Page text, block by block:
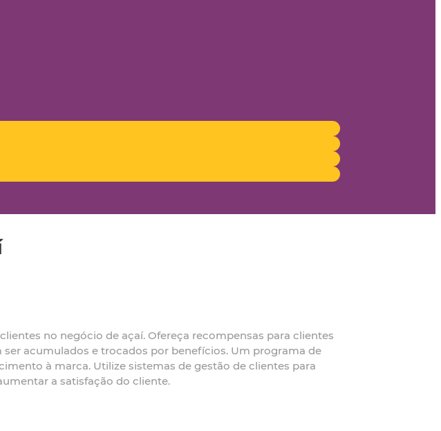
no negócio de açaí. Ofereça recompensas para clientes
acumulados e trocados por benefícios. Um programa de
à marca. Utilize sistemas de gestão de clientes para
a satisfação do cliente.